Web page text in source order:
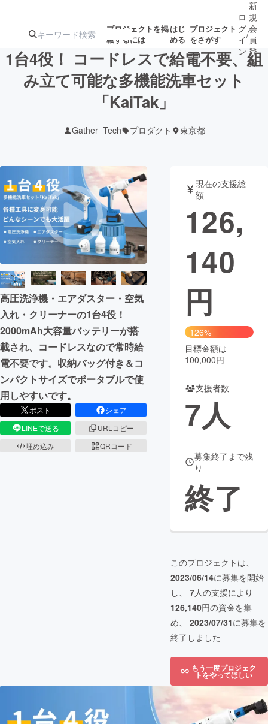
プロジェクトを掲
載するには
はじ
める
プロジェクト
をさがす
注目の新着プロ募集終了が近いプ
テクノロジー・ガジェット
映像・映画 書籍・雑誌
ビジネス・起業 チャレンジ
まちづくり・地域活性化
CAMPFIRE for Social Good
CAMPFIRE Creation
CAMPFIREふるさと納税machi-ya コミュニティ
ロ
グ
イ
ン
/
新
規
会
員
登
録
1台4役！ コードレスで給電不要、組
み立て可能な多機能洗車セット
「KaiTak」
Gather_Tech プロダクト 東京都
高圧洗浄機・エアダスター・空気
入れ・クリーナーの1台4役！
2000mAh大容量バッテリーが搭
載され、コードレスなので常時給
電不要です。収納バッグ付き＆コ
ンパクトサイズでポータブルで使
用しやすいです。
ポスト
シェア
LINEで送る
URLコピー
埋め込み
QRコード
現在の支援総
額
126,
140
円
126%
目標金額は
100,000円
支援者数
7人
募集終了まで残
り
終了
このプロジェクトは、
2023/06/14に募集を開始
し、 7人の支援により
126,140円の資金を集
め、 2023/07/31に募集を
終了しました
もう一度プロジェク
トをやってほしい